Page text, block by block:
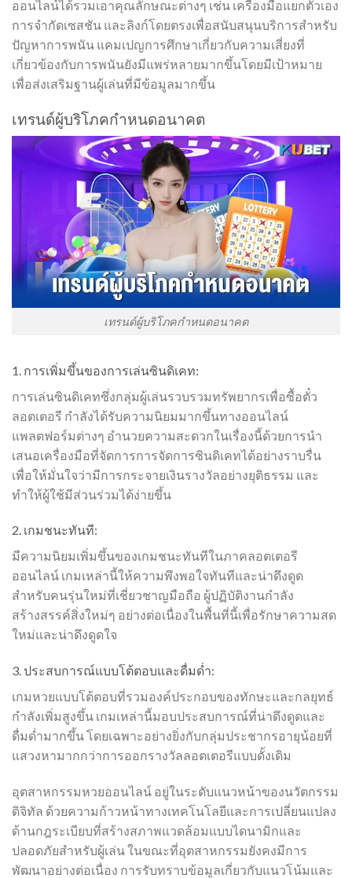
ออนไลน์ได้รวมเอาคุณลักษณะต่างๆ เช่น เครื่องมือแยกตัวเอง
การจำกัดเซสชัน และลิงก์โดยตรงเพื่อสนับสนุนบริการสำหรับ
ปัญหาการพนัน แคมเปญการศึกษาเกี่ยวกับความเสี่ยงที่
เกี่ยวข้องกับการพนันยังมีแพร่หลายมากขึ้นโดยมีเป้าหมาย
เพื่อส่งเสริมฐานผู้เล่นที่มีข้อมูลมากขึ้น
เทรนด์ผู้บริโภคกำหนดอนาคต
เทรนด์ผู้บริโภคกำหนดอนาคต
1. การเพิ่มขึ้นของการเล่นซินดิเคท:
การเล่นซินดิเคทซึ่งกลุ่มผู้เล่นรวบรวมทรัพยากรเพื่อซื้อตั๋ว
ลอตเตอรี กำลังได้รับความนิยมมากขึ้นทางออนไลน์
แพลตฟอร์มต่างๆ อำนวยความสะดวกในเรื่องนี้ด้วยการนำ
เสนอเครื่องมือที่จัดการการจัดการซินดิเคทได้อย่างราบรื่น
เพื่อให้มั่นใจว่ามีการกระจายเงินรางวัลอย่างยุติธรรม และ
ทำให้ผู้ใช้มีส่วนร่วมได้ง่ายขึ้น
2. เกมชนะทันที:
มีความนิยมเพิ่มขึ้นของเกมชนะทันทีในภาคลอตเตอรี
ออนไลน์ เกมเหล่านี้ให้ความพึงพอใจทันทีและน่าดึงดูด
สำหรับคนรุ่นใหม่ที่เชี่ยวชาญมือถือ ผู้ปฏิบัติงานกำลัง
สร้างสรรค์สิ่งใหม่ๆ อย่างต่อเนื่องในพื้นที่นี้เพื่อรักษาความสด
ใหม่และน่าดึงดูดใจ
3. ประสบการณ์แบบโต้ตอบและดื่มด่ำ:
เกมหวยแบบโต้ตอบที่รวมองค์ประกอบของทักษะและกลยุทธ์
กำลังเพิ่มสูงขึ้น เกมเหล่านี้มอบประสบการณ์ที่น่าดึงดูดและ
ดื่มด่ำมากขึ้น โดยเฉพาะอย่างยิ่งกับกลุ่มประชากรอายุน้อยที่
แสวงหามากกว่าการออกรางวัลลอตเตอรีแบบดั้งเดิม
อุตสาหกรรมหวยออนไลน์ อยู่ในระดับแนวหน้าของนวัตกรรม
ดิจิทัล ด้วยความก้าวหน้าทางเทคโนโลยีและการเปลี่ยนแปลง
ด้านกฎระเบียบที่สร้างสภาพแวดล้อมแบบไดนามิกและ
ปลอดภัยสำหรับผู้เล่น ในขณะที่อุตสาหกรรมยังคงมีการ
พัฒนาอย่างต่อเนื่อง การรับทราบข้อมูลเกี่ยวกับแนวโน้มและ